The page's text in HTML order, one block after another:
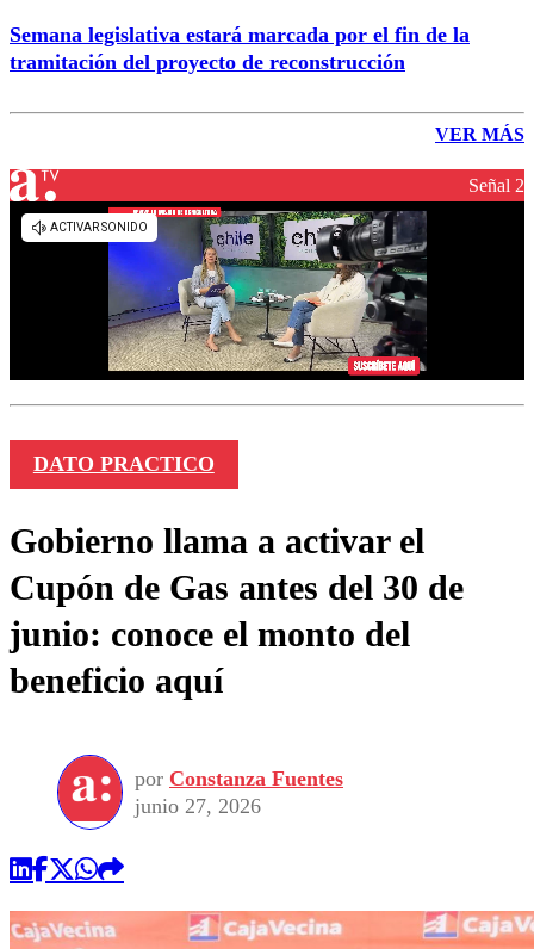
Semana legislativa estará marcada por el fin de la
tramitación del proyecto de reconstrucción
VER MÁS
Señal 2
DATO PRACTICO
Gobierno llama a activar el
Cupón de Gas antes del 30 de
junio: conoce el monto del
beneficio aquí
por Constanza Fuentes
junio 27, 2026